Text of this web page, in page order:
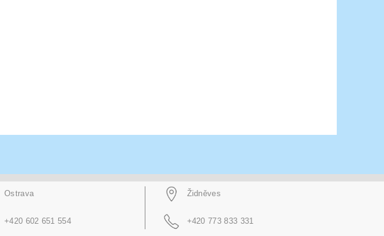
Ostrava
+420 602 651 554
Židněves
+420 773 833 331